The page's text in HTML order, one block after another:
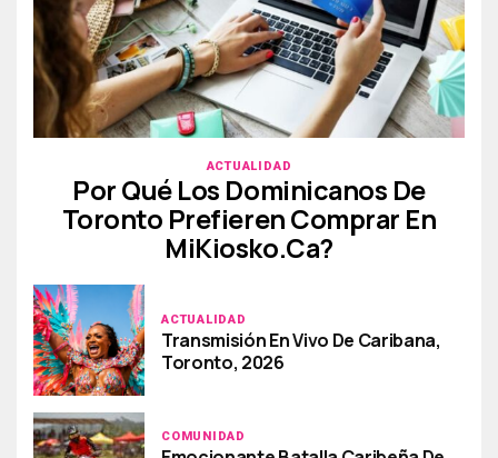
ACTUALIDAD
Por Qué Los Dominicanos De
Toronto Prefieren Comprar En
MiKiosko.ca?
ACTUALIDAD
Transmisión En Vivo De Caribana,
Toronto, 2026
COMUNIDAD